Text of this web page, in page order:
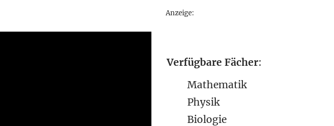
Anzeige:
Verfügbare Fächer:
Mathematik
Physik
Biologie